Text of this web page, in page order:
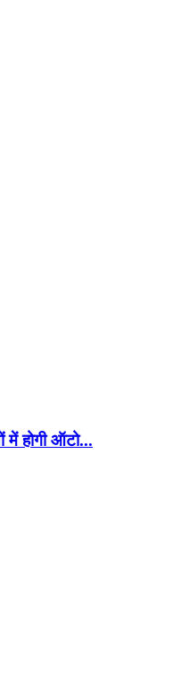
होगी ऑटो...